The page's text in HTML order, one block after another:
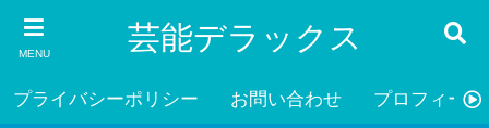
MENU 芸能デラックス
プライバシーポリシー お問い合わせ プロフィール